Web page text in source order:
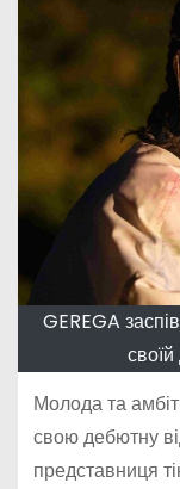
GEREGA
Молода та
свою дебютну
представниця